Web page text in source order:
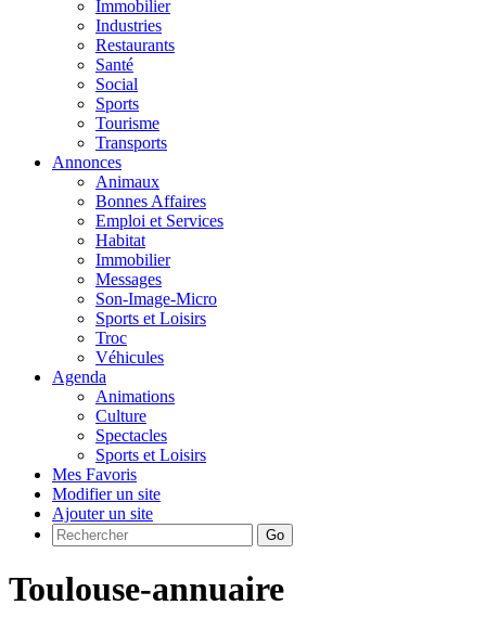
Immobilier
Industries
Restaurants
Santé
Social
Sports
Tourisme
Transports
Annonces
Animaux
Bonnes Affaires
Emploi et Services
Habitat
Immobilier
Messages
Son-Image-Micro
Sports et Loisirs
Troc
Véhicules
Agenda
Animations
Culture
Spectacles
Sports et Loisirs
Mes Favoris
Modifier un site
Ajouter un site
Go
Toulouse-annuaire